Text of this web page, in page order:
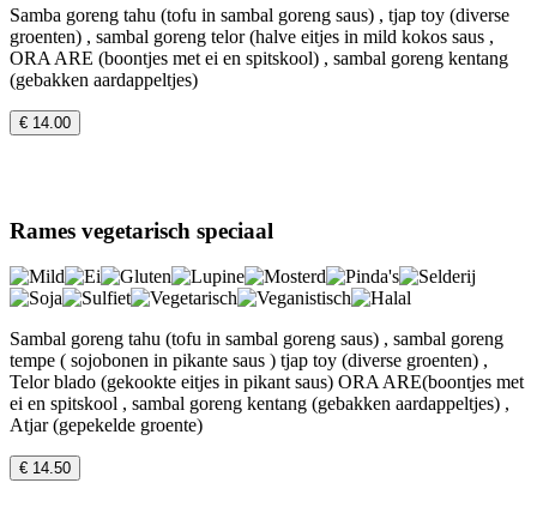
Samba goreng tahu (tofu in sambal goreng saus) , tjap toy (diverse
groenten) , sambal goreng telor (halve eitjes in mild kokos saus ,
ORA ARE (boontjes met ei en spitskool) , sambal goreng kentang
(gebakken aardappeltjes)
€ 14.00
Rames vegetarisch speciaal
Sambal goreng tahu (tofu in sambal goreng saus) , sambal goreng
tempe ( sojobonen in pikante saus ) tjap toy (diverse groenten) ,
Telor blado (gekookte eitjes in pikant saus) ORA ARE(boontjes met
ei en spitskool , sambal goreng kentang (gebakken aardappeltjes) ,
Atjar (gepekelde groente)
€ 14.50